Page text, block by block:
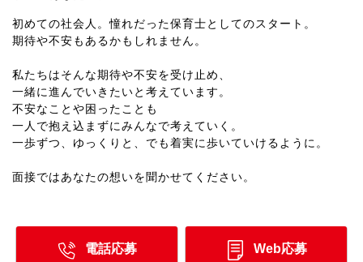
初めての社会人。憧れだった保育士としてのスタート。
期待や不安もあるかもしれません。
私たちはそんな期待や不安を受け止め、
一緒に進んでいきたいと考えています。
不安なことや困ったことも
一人で抱え込まずにみんなで考えていく。
一歩ずつ、ゆっくりと、でも着実に歩いていけるように。
面接ではあなたの想いを聞かせてください。
電話応募 Web応募